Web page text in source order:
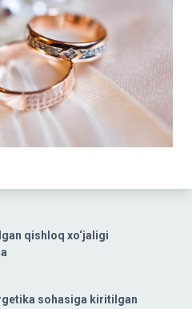
qishloq xo‘jaligi
sohasiga kiritilgan